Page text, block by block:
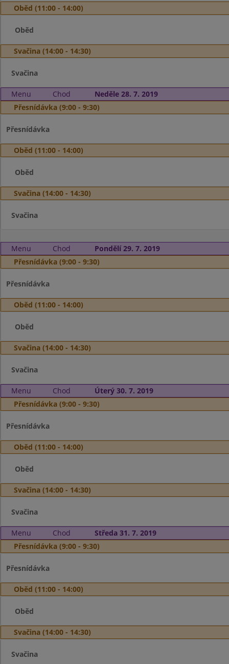
Oběd (11:00 - 14:00)
Oběd
Svačina (14:00 - 14:30)
Svačina
Menu Chod
Neděle 28. 7. 2019
Přesnídávka (9:00 - 9:30)
Přesnídávka
Oběd (11:00 - 14:00)
Oběd
Svačina (14:00 - 14:30)
Svačina
Menu Chod
Pondělí 29. 7. 2019
Přesnídávka (9:00 - 9:30)
Přesnídávka
Oběd (11:00 - 14:00)
Oběd
Svačina (14:00 - 14:30)
Svačina
Menu Chod
Úterý 30. 7. 2019
Přesnídávka (9:00 - 9:30)
Přesnídávka
Oběd (11:00 - 14:00)
Oběd
Svačina (14:00 - 14:30)
Svačina
Menu Chod
Středa 31. 7. 2019
Přesnídávka (9:00 - 9:30)
Přesnídávka
Oběd (11:00 - 14:00)
Oběd
Svačina (14:00 - 14:30)
Svačina